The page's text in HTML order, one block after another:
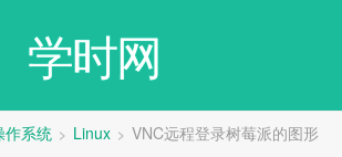
学时网
作系统 > Linux > VNC远程登录树莓派的图形